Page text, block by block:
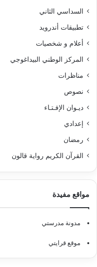
السداسي الثاني
تطبيقات أندرويد
أعلام و شخصيات
المركز الوطني البيداغوجي
مناظرات
نصوص
ديـوان الإفـتـاء
إعدادي
رمضان
القرآن الكريم رواية قالون
مواقع مفيدة
مدونة مدرستي
موقع قرايتي